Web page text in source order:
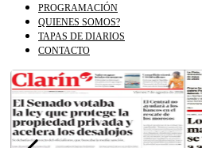
PROGRAMACIÓN
QUIENES SOMOS?
TAPAS DE DIARIOS
CONTACTO